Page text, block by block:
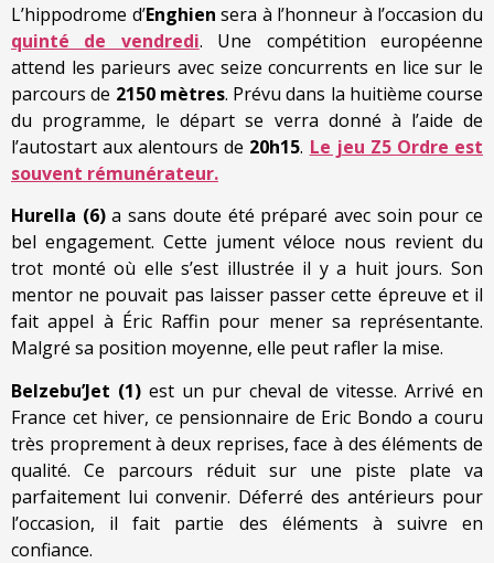
L’hippodrome d’Enghien sera à l’honneur à l’occasion du
quinté de vendredi. Une compétition européenne
attend les parieurs avec seize concurrents en lice sur le
parcours de 2150 mètres. Prévu dans la huitième course
du programme, le départ se verra donné à l’aide de
l’autostart aux alentours de 20h15. Le jeu Z5 Ordre est
souvent rémunérateur.
Hurella (6)a sans doute été préparé avec soin pour ce
bel engagement. Cette jument véloce nous revient du
trot monté où elle s’est illustrée il y a huit jours. Son
mentor ne pouvait pas laisser passer cette épreuve et il
fait appel à Éric Raffin pour mener sa représentante.
Malgré sa position moyenne, elle peut rafler la mise.
Belzebu’Jet (1) est un pur cheval de vitesse. Arrivé en
France cet hiver, ce pensionnaire de Eric Bondo a couru
très proprement à deux reprises, face à des éléments de
qualité. Ce parcours réduit sur une piste plate va
parfaitement lui convenir. Déferré des antérieurs pour
l’occasion, il fait partie des éléments à suivre en
confiance.